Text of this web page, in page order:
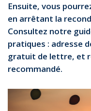
Ensuite, vous
en arrêtant la
Consultez notre
pratiques : adresse
gratuit de lettre, et
recommandé.